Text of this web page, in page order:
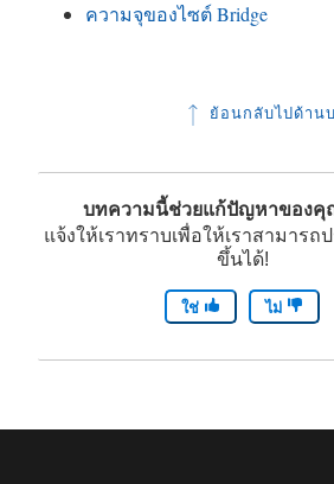
ความจุของไซต์ Bridge
ย้อนกลับไปด้าน
บทความนี้ช่วยแก้ปัญหาของคุ
แจ้งให้เราทราบเพื่อให้เราสามารถ
ขึ้นได้!
ใช่ ไม่